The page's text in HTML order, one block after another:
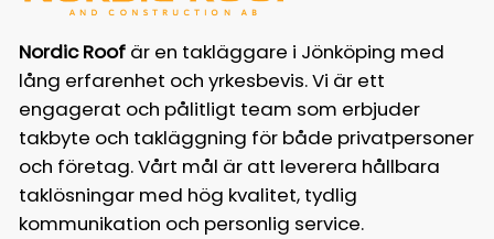
Nordic Roofär en takläggare i Jönköping med
lång erfarenhet och yrkesbevis. Vi är ett
engagerat och pålitligt team som erbjuder
takbyte och takläggning för både privatpersoner
och företag. Vårt mål är att leverera hållbara
taklösningar med hög kvalitet, tydlig
kommunikation och personlig service.